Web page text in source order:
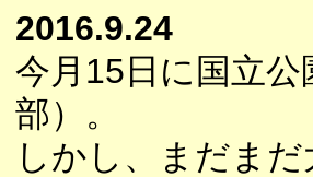
2016.9.24
今月15日に国立
部）。
しかし、まだま